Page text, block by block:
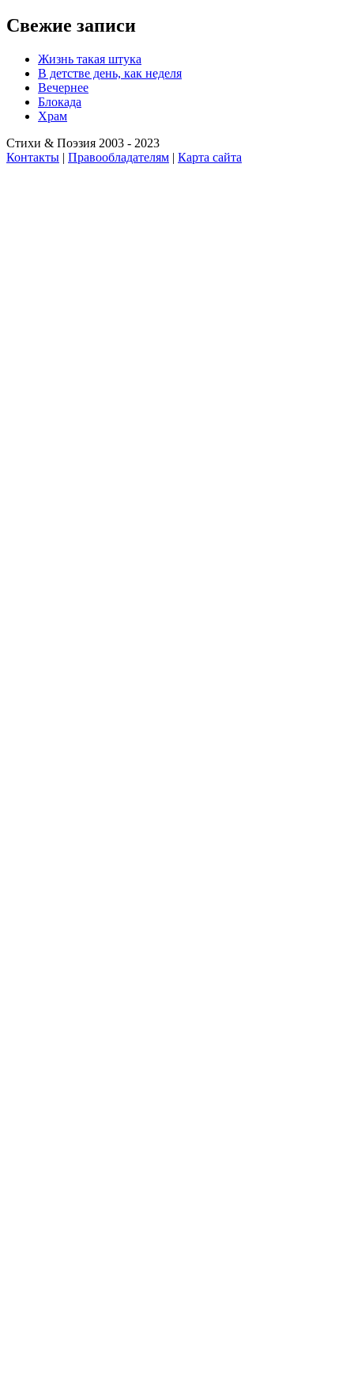
Свежие записи
Жизнь такая штука
В детстве день, как неделя
Вечернее
Блокада
Храм
Стихи & Поэзия 2003 - 2023
Контакты | Правообладателям | Карта сайта